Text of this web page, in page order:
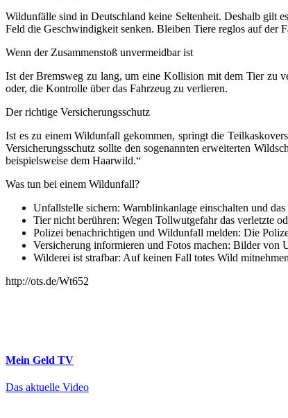
Wildunfälle sind in Deutschland keine Seltenheit. Deshalb gilt
Feld die Geschwindigkeit senken. Bleiben Tiere reglos auf der
Wenn der Zusammenstoß unvermeidbar ist
Ist der Bremsweg zu lang, um eine Kollision mit dem Tier zu
oder, die Kontrolle über das Fahrzeug zu verlieren.
Der richtige Versicherungsschutz
Ist es zu einem Wildunfall gekommen, springt die
Versicherungsschutz sollte den sogenannten erweiterten
beispielsweise dem Haarwild.“
Was tun bei einem Wildunfall?
Unfallstelle sichern: Warnblinkanlage einschalten und
Tier nicht berühren: Wegen Tollwutgefahr das verletzte
Polizei benachrichtigen und Wildunfall melden: Die
Versicherung informieren und Fotos machen: Bilder von
Wilderei ist strafbar: Auf keinen Fall totes Wild
http://ots.de/Wt652
Mein Geld TV
Das aktuelle Video